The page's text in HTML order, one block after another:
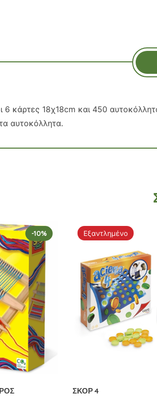
6 κάρτες 18χ18cm και 450
αυτοκόλλητα.
-10% Εξαντλημένο
ΣΚΟΡ 4